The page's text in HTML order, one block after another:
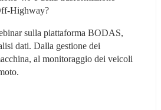
Highway?
sulla piattaforma BODAS,
dati. Dalla gestione dei
al monitoraggio dei veicoli